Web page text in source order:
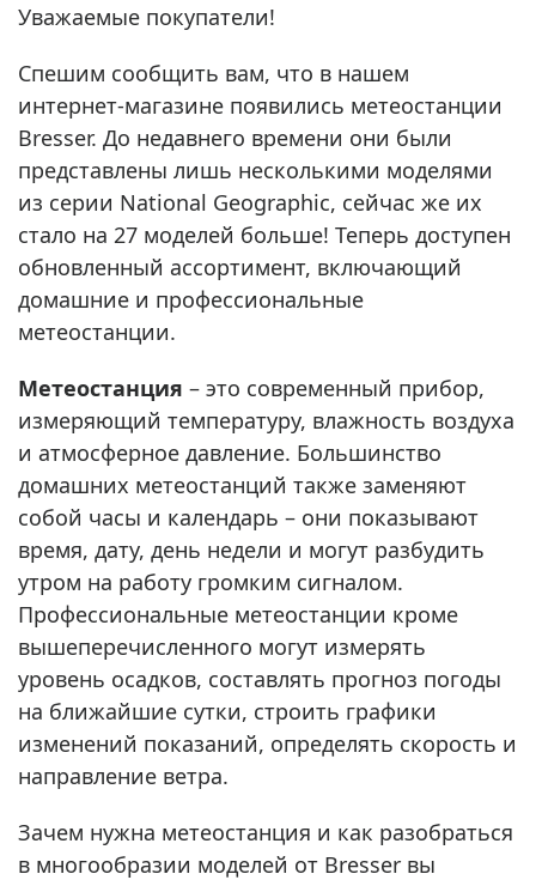
Уважаемые покупатели!
Спешим сообщить вам, что в нашем
интернет-магазине появились метеостанции
Bresser. До недавнего времени они были
представлены лишь несколькими моделями
из серии National Geographic, сейчас же их
стало на 27 моделей больше! Теперь доступен
обновленный ассортимент, включающий
домашние и профессиональные
метеостанции.
Метеостанция – это современный прибор,
измеряющий температуру, влажность воздуха
и атмосферное давление. Большинство
домашних метеостанций также заменяют
собой часы и календарь – они показывают
время, дату, день недели и могут разбудить
утром на работу громким сигналом.
Профессиональные метеостанции кроме
вышеперечисленного могут измерять
уровень осадков, составлять прогноз погоды
на ближайшие сутки, строить графики
изменений показаний, определять скорость и
направление ветра.
Зачем нужна метеостанция и как разобраться
в многообразии моделей от Bresser вы